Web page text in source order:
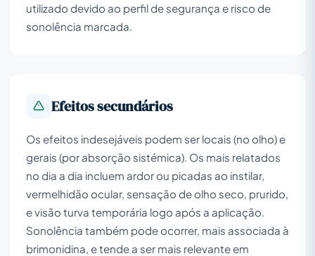
utilizado devido ao perfil de segurança e risco de
sonolência marcada.
Efeitos secundários
Os efeitos indesejáveis podem ser locais (no olho) e
gerais (por absorção sistémica). Os mais relatados
no dia a dia incluem ardor ou picadas ao instilar,
vermelhidão ocular, sensação de olho seco, prurido,
e visão turva temporária logo após a aplicação.
Sonolência também pode ocorrer, mais associada à
brimonidina, e tende a ser mais relevante em